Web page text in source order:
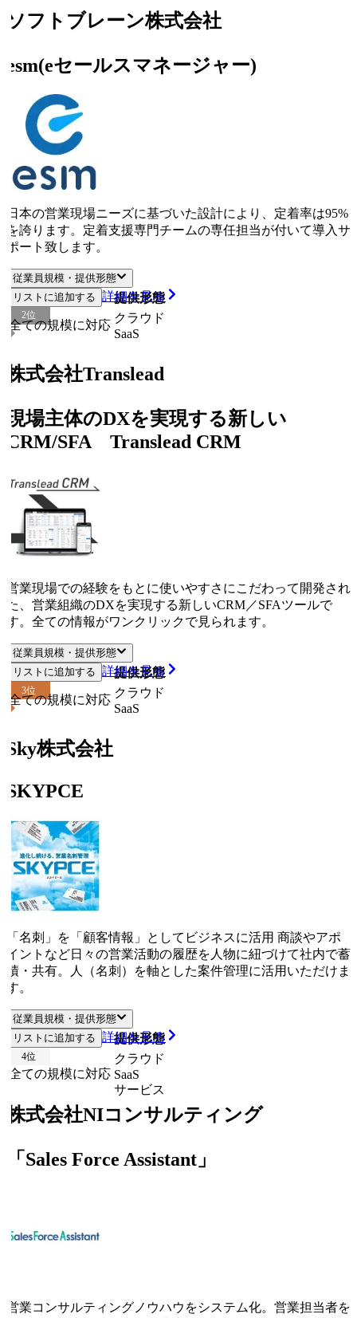
フトブレーン株式会社
セールスマネージャー)
本の営業現場ニーズに基づいた設計により、定着率は95%
誇ります。定着支援専門チームの専任担当が付いて導入サ
ート致します。
従業員規模・提供形態
従業員規模
提供形態
ての規模に対応
クラウド
SaaS
リストに追加する 詳細を見る
位
式会社Translead
場主体のDXを実現する新しい
SFA Translead CRM
業現場での経験をもとに使いやすさにこだわって開発され
、営業組織のDXを実現する新しいCRM／SFAツールで
。全ての情報がワンクリックで見られます。
従業員規模・提供形態
従業員規模
提供形態
ての規模に対応
クラウド
SaaS
リストに追加する 詳細を見る
位
株式会社
名刺」を「顧客情報」としてビジネスに活用 商談やアポ
ントなど日々の営業活動の履歴を人物に紐づけて社内で蓄
・共有。人（名刺）を軸とした案件管理に活用いただけま
。
従業員規模・提供形態
従業員規模 提供形態
ての規模に対応
クラウド
SaaS
サービス
リストに追加する 詳細を見る
位
式会社NIコンサルティング
Sales Force Assistant」
業コンサルティングノウハウをシステム化。営業担当者を